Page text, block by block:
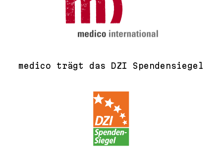
medico trägt das DZI Spendensiegel